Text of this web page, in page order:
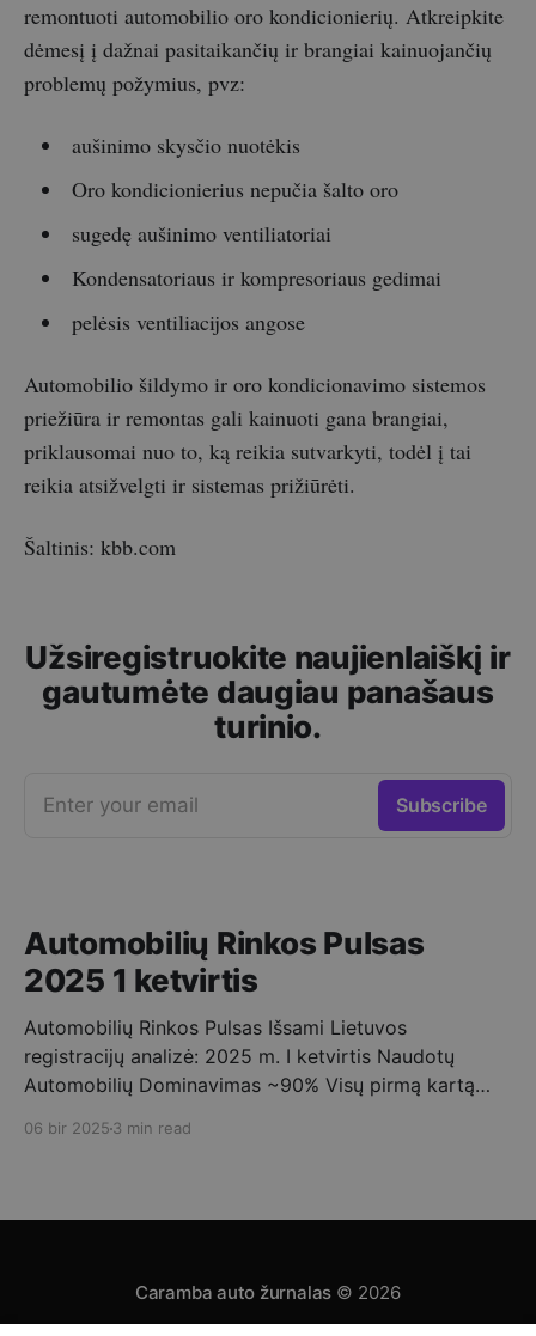
remontuoti automobilio oro kondicionierių. Atkreipkite
dėmesį į dažnai pasitaikančių ir brangiai kainuojančių
problemų požymius, pvz:
aušinimo skysčio nuotėkis
Oro kondicionierius nepučia šalto oro
sugedę aušinimo ventiliatoriai
Kondensatoriaus ir kompresoriaus gedimai
pelėsis ventiliacijos angose
Automobilio šildymo ir oro kondicionavimo sistemos
priežiūra ir remontas gali kainuoti gana brangiai,
priklausomai nuo to, ką reikia sutvarkyti, todėl į tai
reikia atsižvelgti ir sistemas prižiūrėti.
Šaltinis: kbb.com
Užsiregistruokite naujienlaiškį ir
gautumėte daugiau panašaus
turinio.
Enter your email Subscribe
Automobilių Rinkos Pulsas
2025 1 ketvirtis
Automobilių Rinkos Pulsas Išsami Lietuvos
registracijų analizė: 2025 m. I ketvirtis Naudotų
Automobilių Dominavimas ~90% Visų pirmą kartą
06 bir 2025 3 min read
Caramba auto žurnalas © 2026